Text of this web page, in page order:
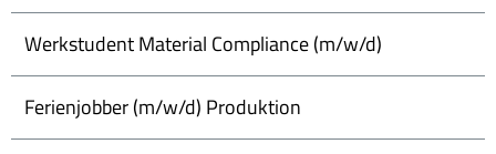
Werkstudent Material Compliance (m/w/d)
Ferienjobber (m/w/d) Produktion